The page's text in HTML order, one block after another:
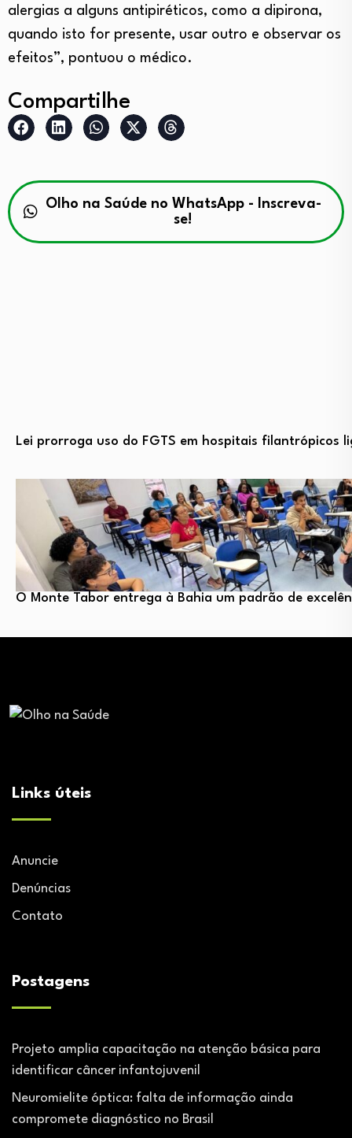
alergias a alguns antipiréticos, como a dipirona,
quando isto for presente, usar outro e observar os
efeitos”, pontuou o médico.
Compartilhe
Olho na Saúde no WhatsApp - Inscreva-
se!
Lei prorroga uso do FGTS em hospitais filantrópicos
O Monte Tabor entrega à Bahia um padrão de
Links úteis
Anuncie
Denúncias
Contato
Postagens
Projeto amplia capacitação na atenção básica para
identificar câncer infantojuvenil
Neuromielite óptica: falta de informação ainda
compromete diagnóstico no Brasil